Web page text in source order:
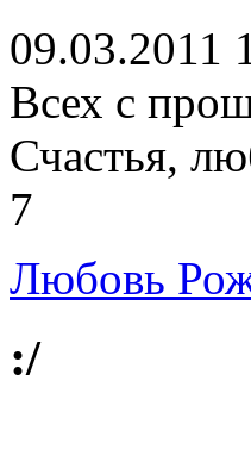
09.03.2011
Всех с
Счастья,
7
Любовь
:/